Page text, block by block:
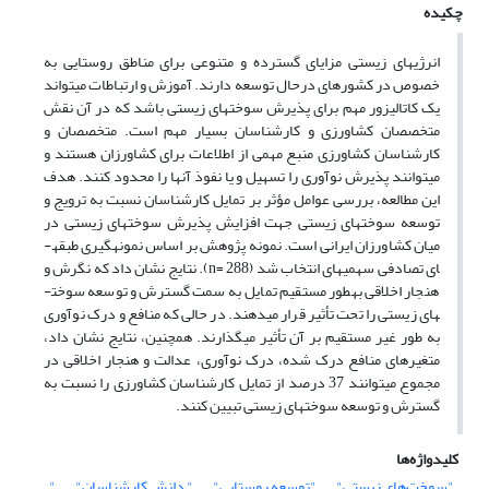
چکیده
انرژی­های زیستی مزایای گسترده و متنوعی برای مناطق روستایی به
خصوص در کشورهای درحال توسعه دارند. آموزش و ارتباطات می­تواند
یک کاتالیزور مهم برای پذیرش سوخت­های زیستی باشد که در آن نقش
متخصصان کشاورزی و کارشناسان بسیار مهم است. متخصصان و
کارشناسان کشاورزی منبع مهمی از اطلاعات برای کشاورزان هستند و
می­توانند پذیرش نوآوری را تسهیل و یا نفوذ آنها را محدود کنند. هدف
این مطالعه، بررسی عوامل مؤثر بر تمایل کارشناسان نسبت به ترویج و
توسعه سوخت­های زیستی جهت افزایش پذیرش سوخت­های زیستی در
میان کشاورزان ایرانی است. نمونه پژوهش بر اساس نمونه­گیری طبقه­
ای تصادفی سهمیه­ای انتخاب شد (288 =n). نتایج نشان داد که نگرش و
هنجار اخلاقی به­طور مستقیم تمایل به سمت گسترش و توسعه سوخت­
های زیستی را تحت تأثیر قرار می­دهند. در حالی که منافع و درک نوآوری
به طور غیر مستقیم بر آن تأثیر می­گذارند. همچنین، نتایج نشان داد،
متغیرهای منافع درک شده، درک نوآوری، عدالت و هنجار اخلاقی در
مجموع می­توانند 37 درصد از تمایل کارشناسان کشاورزی را نسبت به
گسترش و توسعه سوخت­های زیستی تبیین ­کنند.
کلیدواژه‌ها